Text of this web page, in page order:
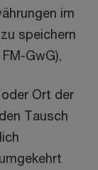
im
speichern
GwG),
Ort der
Tausch